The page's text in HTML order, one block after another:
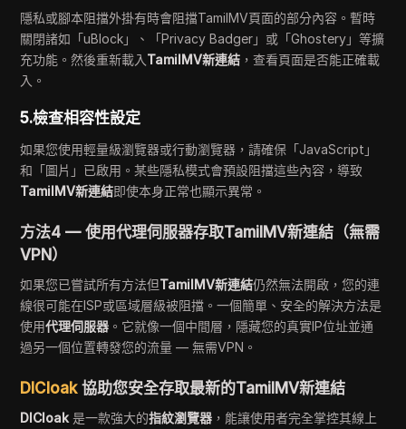
隱私或腳本阻擋外掛有時會阻擋TamilMV頁面的部分內容。暫時
關閉諸如「uBlock」、「Privacy Badger」或「Ghostery」等擴
充功能。然後重新載入 TamilMV新連結 ，查看頁面是否能正確載
入。
5.檢查相容性設定
如果您使用輕量級瀏覽器或行動瀏覽器，請確保「JavaScript」
和「圖片」已啟用。某些隱私模式會預設阻擋這些內容，導致
TamilMV新連結即使本身正常也顯示異常。
方法4 — 使用代理伺服器存取TamilMV新連結（無需
VPN）
如果您已嘗試所有方法但TamilMV新連結仍然無法開啟，您的連
線很可能在ISP或區域層級被阻擋。一個簡單、安全的解決方法是
使用代理伺服器 。它就像一個中間層，隱藏您的真實IP位址並通
過另一個位置轉發您的流量 — 無需VPN。
DICloak 協助您安全存取最新的TamilMV新連結
DICloak 是一款強大的指紋瀏覽器 ，能讓使用者完全掌控其線上